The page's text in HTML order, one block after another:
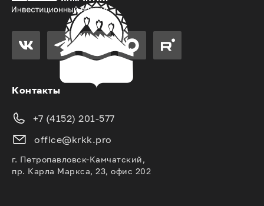
Контакты
+7 (4152) 201-577
office@krkk.pro
г. Петропавловск-Камчатский,
пр. Карла Маркса, 23, офис 202